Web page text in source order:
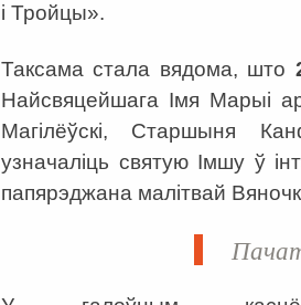
і Тройцы».
Таксама стала вядома, што
Найсвяцейшага Імя Марыі
Магілёўскі, Старшыня
узначаліць святую Імшу ў
папярэджана малітвай